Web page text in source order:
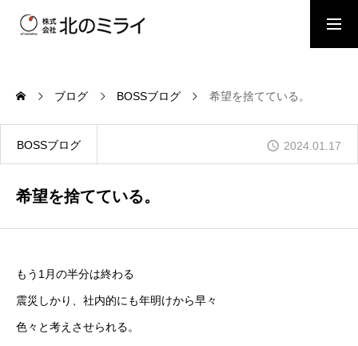
会社概要
事業内容
お問い合わせ
ブログ BOSSブログ 希望を捨てている。
BOSSブログ 2024.01.17
希望を捨てている。
もう1月の半分は終わる
震災しかり、社内的にも年明けから早々
色々と考えさせられる。